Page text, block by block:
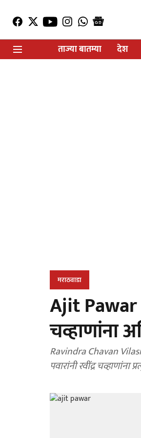
ताज्या बातम्या
देश
मराठवाडा
Ajit Pawar
चव्हाणांना
Ravindra Chavan
पवारांनी रवींद्र